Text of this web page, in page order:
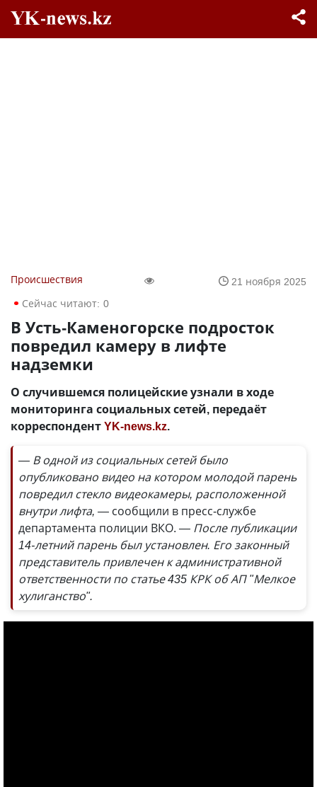
Происшествия
21 ноября 2025
Сейчас читают: 0
В Усть-Каменогорске подросток
повредил камеру в лифте
надземки
О случившемся полицейские узнали в ходе
мониторинга социальных сетей, передаёт
корреспондентYK-news.kz.
— В одной из социальных сетей было
опубликовано видео на котором молодой парень
повредил стекло видеокамеры, расположенной
внутри лифта, — сообщили в пресс-службе
департамента полиции ВКО. — После публикации
14-летний парень был установлен. Его законный
представитель привлечен к административной
ответственности по статье 435 КРК об АП "Мелкое
хулиганство".